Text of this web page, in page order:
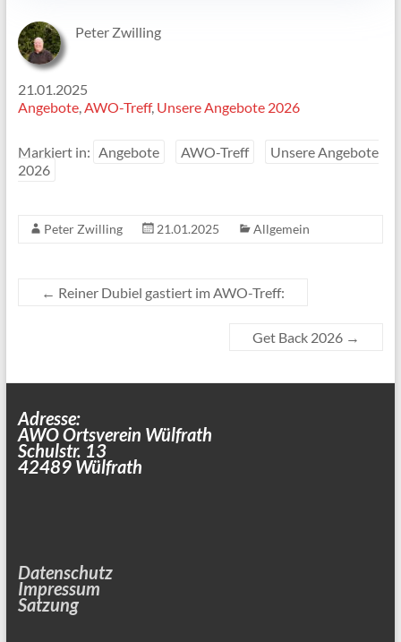
Peter Zwilling
21.01.2025
Angebote, AWO-Treff, Unsere Angebote 2026
Markiert in: Angebote AWO-Treff
Unsere Angebote
2026
Peter Zwilling 21.01.2025 Allgemein
← Reiner Dubiel gastiert im AWO-Treff:
Get Back 2026 →
Adresse:
AWO Ortsverein Wülfrath
Schulstr. 13
42489 Wülfrath
Datenschutz
Impressum
Satzung